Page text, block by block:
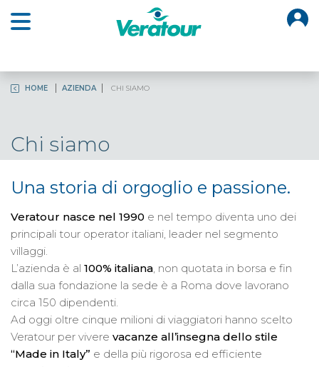
HOME AZIENDA CHI SIAMO
Chi siamo
Una storia di orgoglio e passione.
Veratour nasce nel 1990 e nel tempo diventa uno dei
principali tour operator italiani, leader nel segmento
villaggi.
L’azienda è al 100% italiana, non quotata in borsa e fin
dalla sua fondazione la sede è a Roma dove lavorano
circa 150 dipendenti.
Ad oggi oltre cinque milioni di viaggiatori hanno scelto
Veratour per vivere vacanze all’insegna dello stile
“Made in Italy” e della più rigorosa ed efficiente